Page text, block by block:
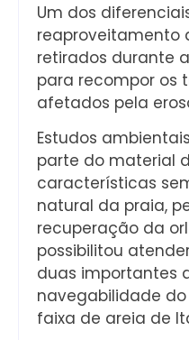
Um dos
reaproveitamento
retirados durante
para recompor os
afetados pela
Estudos
parte do material
características
natural da praia,
recuperação da
possibilitou
duas importantes
navegabilidade
faixa de areia de